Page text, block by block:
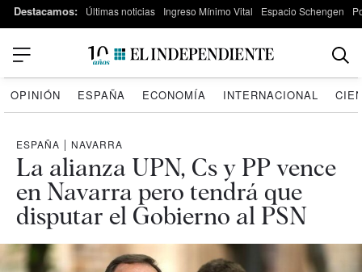
Destacamos: Últimas noticias Ingreso Mínimo Vital Espacio Schengen
OPINIÓN ESPAÑA ECONOMÍA INTERNACIONAL
ESPAÑA | NAVARRA
La alianza UPN, Cs y PP vence
en Navarra pero tendrá que
disputar el Gobierno al PSN